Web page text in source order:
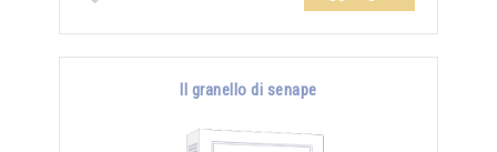
Il granello di senape